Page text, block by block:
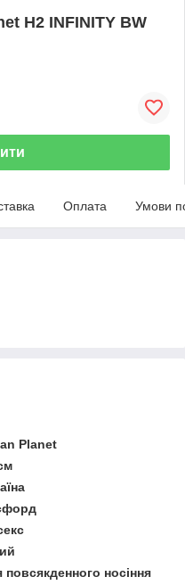
Н2 INFINITY BW
Оплата Умови
Planet
повсякденного носіння